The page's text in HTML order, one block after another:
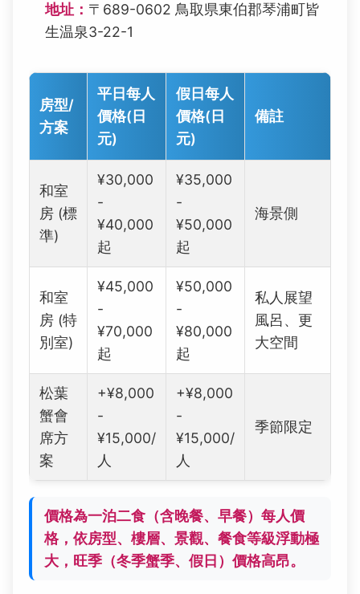
地址： 〒689-0602 鳥取県東伯郡琴浦町皆
生温泉3-22-1
房型/
方案
平日每人
價格(日
元)
假日每人
價格(日
元)
備註
和室
房 (標
準)
¥30,000
-
¥40,000
起
¥35,000
-
¥50,000
起
海景側
和室
房 (特
別室)
¥45,000
-
¥70,000
起
¥50,000
-
¥80,000
起
私人展望
風呂、更
大空間
松葉
蟹會
席方
案
+¥8,000
-
¥15,000/
人
+¥8,000
-
¥15,000/
人
季節限定
價格為一泊二食（含晚餐、早餐）每人價
格，依房型、樓層、景觀、餐食等級浮動極
大，旺季（冬季蟹季、假日）價格高昂。